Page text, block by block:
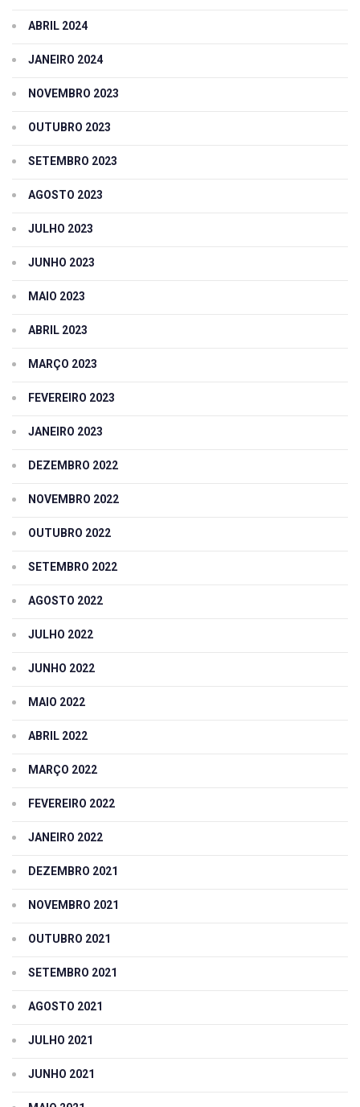
ABRIL 2024
JANEIRO 2024
NOVEMBRO 2023
OUTUBRO 2023
SETEMBRO 2023
AGOSTO 2023
JULHO 2023
JUNHO 2023
MAIO 2023
ABRIL 2023
MARÇO 2023
FEVEREIRO 2023
JANEIRO 2023
DEZEMBRO 2022
NOVEMBRO 2022
OUTUBRO 2022
SETEMBRO 2022
AGOSTO 2022
JULHO 2022
JUNHO 2022
MAIO 2022
ABRIL 2022
MARÇO 2022
FEVEREIRO 2022
JANEIRO 2022
DEZEMBRO 2021
NOVEMBRO 2021
OUTUBRO 2021
SETEMBRO 2021
AGOSTO 2021
JULHO 2021
JUNHO 2021